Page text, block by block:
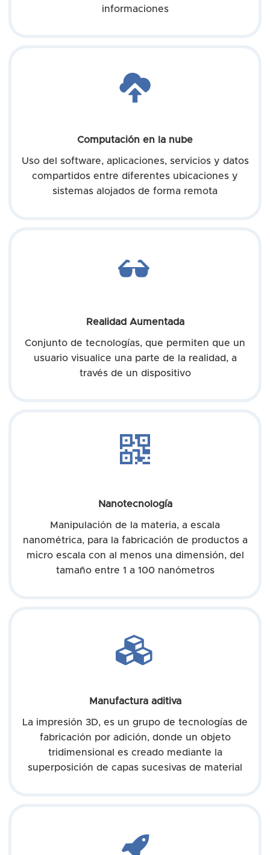
informaciones
Computación en la nube
Uso del software, aplicaciones, servicios y datos
compartidos entre diferentes ubicaciones y
sistemas alojados de forma remota
Realidad Aumentada
Conjunto de tecnologías, que permiten que un
usuario visualice una parte de la realidad, a
través de un dispositivo
Nanotecnología
Manipulación de la materia, a escala
nanométrica, para la fabricación de productos a
micro escala con al menos una dimensión, del
tamaño entre 1 a 100 nanómetros
Manufactura aditiva
La impresión 3D, es un grupo de tecnologías de
fabricación por adición, donde un objeto
tridimensional es creado mediante la
superposición de capas sucesivas de material